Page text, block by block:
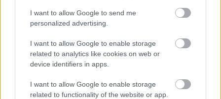
I want to allow Google to send me
personalized advertising.
I want to allow Google to enable storage
related to analytics like cookies on web or
device identifiers in apps.
I want to allow Google to enable storage
related to functionality of the website or app.
a legérdekesebb, amit tudni lehet róla, hogy a két
trilógia között, tehát a III. és a IV. film között eltelt
időben játszódik majd. Ez azt jelenti, hogy jó eséllyel
készül